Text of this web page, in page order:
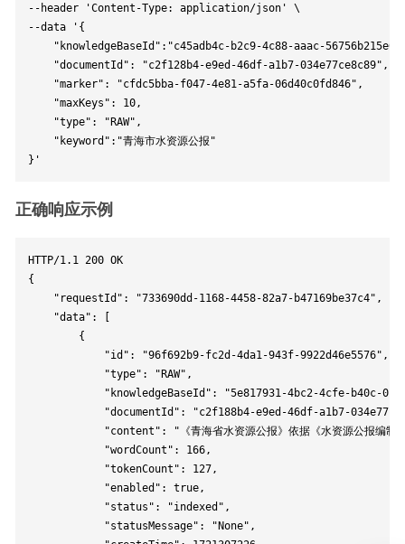
--header 'Content-Type: application/json' \
--data '{
"knowledgeBaseId":"c45adb4c-b2c9-4c88-aaac-
    "documentId": "c2f128b4-e9ed-46df-a1b7-034e77ce8c89",
    "marker": "cfdc5bba-f047-4e81-a5fa-06d40c0fd846",
    "maxKeys": 10,
    "type": "RAW",
    "keyword":"青海市水资源公报"
}'
正确响应示例
HTTP/1.1 200 OK
{
    "requestId": "733690dd-1168-4458-82a7-b47169be37c4",
    "data": [
        {
            "id": "96f692b9-fc2d-4da1-943f-9922d46e5576",
            "type": "RAW",
"knowledgeBaseId": "5e817931-4bc2-4cfe-b40c-
"documentId": "c2f188b4-e9ed-46df-a1b7-
"content": "《青海省水资源公报》依据《水资源公报编制
            "wordCount": 166,
            "tokenCount": 127,
            "enabled": true,
            "status": "indexed",
            "statusMessage": "None",